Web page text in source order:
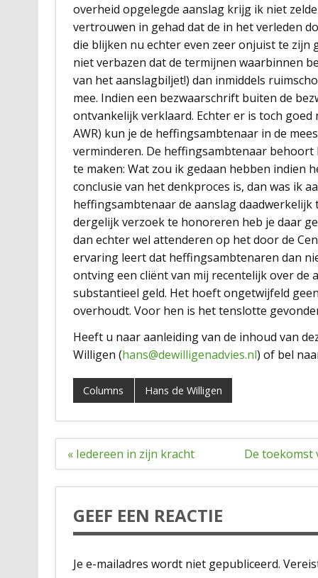
overheid opgelegde aanslag krijg ik niet
vertrouwen in gehad dat de in het verleden
die blijken nu echter even zeer onjuist te zijn
niet verbazen dat de termijnen waarbinnen
van het aanslagbiljet!) dan inmiddels
mee. Indien een bezwaarschrift buiten de
ontvankelijk verklaard. Echter er is toch goed
AWR) kun je de heffingsambtenaar in de
verminderen. De heffingsambtenaar
te maken: Wat zou ik gedaan hebben indien
conclusie van het denkproces is, dan was ik
heffingsambtenaar de aanslag
dergelijk verzoek te honoreren heb je daar
dan echter wel attenderen op het door de
ervaring leert dat heffingsambtenaren dan
ontving een cliënt van mij recentelijk over de
substantieel geld. Het hoeft ongetwijfeld
overhoudt. Voor hen is het tenslotte
Heeft u naar aanleiding van de inhoud van
Willigen (hans@dewilligenadvies.nl) of bel
Columns Hans de Willigen
Bericht
« Iedereen in zijn kracht De toekomst
GEEF EEN REACTIE
Je e-mailadres wordt niet gepubliceerd.